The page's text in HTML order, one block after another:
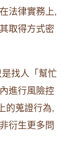
法律實務上,
取得方式密
找人「幫忙
進行風險控
的蒐證行為,
衍生更多問